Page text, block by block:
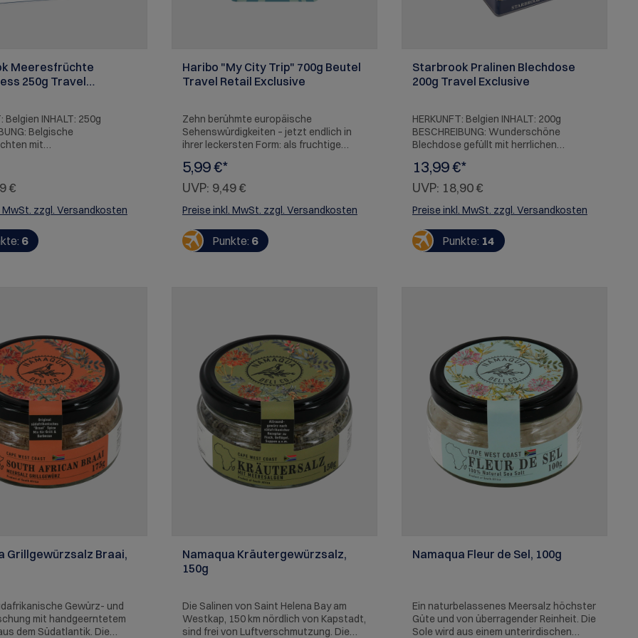
Meeresfrüchte
250g Travel
Belgien INHALT: 250g
Belgische
mit
von Gluten und anderen
€
MwSt. zzgl. Versandkosten
6
Haribo "My City Trip" 700g Beutel
Travel Retail Exclusive
Zehn berühmte europäische
Sehenswürdigkeiten – jetzt endlich in
ihrer leckersten Form: als fruchtige
(Paris, Frankreich), Big Ben (London,
Vereinigtes Königreich), Kolosseum
(Rom, Italien), Akropolis (Athen,
Griechenland), Windmühle (Niederlande),
Brandenburger Tor (Berlin,
Deutschland), Fischerbastei (Budapest,
Freundestruppen oder ganze Familien-
Banden. Und das Beste: Dieses
internationale Naschpaket bringt auch
ein digitales Entdeckerspiel mit – für
noch mehr Spaß auf deiner Tour durch
Europas berühmteste Bauwerke. Gummi
goes global! ALLERGENE: Milch und
daraus hergestellte Erzeugnisse,
Weizen und daraus hergestellte
Erzeugnisse
5,99 €*
UVP: 9,49 €
Preise inkl. MwSt. zzgl. Versandkosten
Punkte: 6
Starbrook Pralinen Blechdose
200g Travel Exclusive
HERKUNFT: Belgien INHALT: 200g
BESCHREIBUNG: Wunderschöne
Blechdose gefüllt mit herrlichen
Haselnüsse, Mandeln, Soja, Weizen
(Gluten), Gersten (Gluten).
13,99 €*
UVP: 18,90 €
Preise inkl. MwSt. zzgl. Versandkosten
Punkte: 14
Grillgewürzsalz Braai,
Gewürz- und
mit handgeerntetem
dem Südatlantik. Die
Namaqua Kräutergewürzsalz,
150g
Die Salinen von Saint Helena Bay am
Westkap, 150 km nördlich von Kapstadt,
sind frei von Luftverschmutzung. Die
Namaqua Fleur de Sel, 100g
Ein naturbelassenes Meersalz höchster
Güte und von überragender Reinheit. Die
Sole wird aus einem unterirdischen